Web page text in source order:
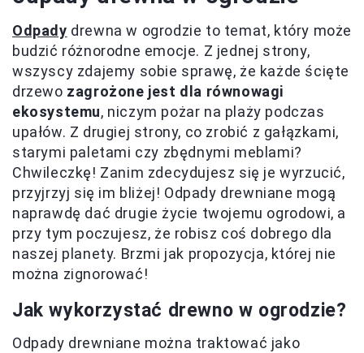
Odpady drewna w ogrodzie to temat, który może
budzić różnorodne emocje. Z jednej strony,
wszyscy zdajemy sobie sprawę, że każde ścięte
drzewo zagrożone jest dla równowagi
ekosystemu, niczym pożar na plaży podczas
upałów. Z drugiej strony, co zrobić z gałązkami,
starymi paletami czy zbędnymi meblami?
Chwileczkę! Zanim zdecydujesz się je wyrzucić,
przyjrzyj się im bliżej! Odpady drewniane mogą
naprawdę dać drugie życie twojemu ogrodowi, a
przy tym poczujesz, że robisz coś dobrego dla
naszej planety. Brzmi jak propozycja, której nie
można zignorować!
Jak wykorzystać drewno w ogrodzie?
Odpady drewniane można traktować jako